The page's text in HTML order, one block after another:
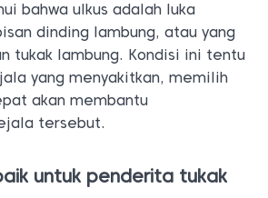
bahwa ulkus adalah luka
dinding lambung, atau yang
tukak lambung. Kondisi ini tentu
yang menyakitkan, memilih
akan membantu
tersebut.
untuk penderita tukak